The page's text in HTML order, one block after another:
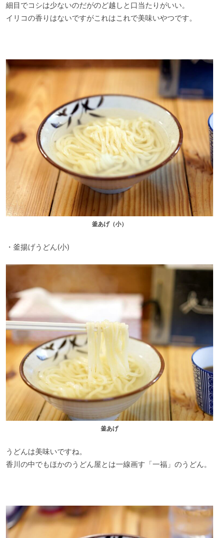
細目でコシは少ないのだがのど越しと口当たりがいい。
イリコの香りはないですがこれはこれで美味いやつです。
釜あげ（小）
・釜揚げうどん(小)
釜あげ
うどんは美味いですね。
香川の中でもほかのうどん屋とは一線画す「一福」のうどん。